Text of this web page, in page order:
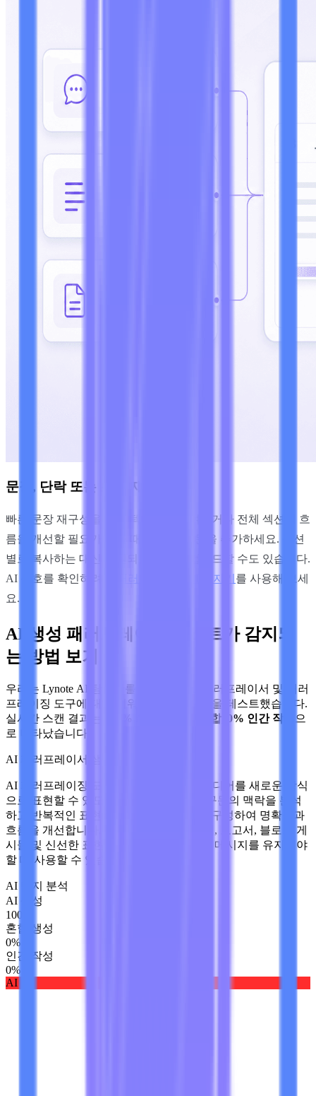
문장, 단락 또는 초안 재구성
빠른 문장 재구성을 위해 텍스트를 붙여넣거나 전체 섹션의 흐
름을 개선할 필요가 있을 때는 더 긴 구문을 추가하세요. 섹션
별로 복사하는 대신 지원되는 문서를 업로드할 수도 있습니다.
AI 신호를 확인하려면
패러프레이즈 AI 탐지기 를 사용해 보세
요.
AI 생성 패러프레이징 텍스트가 감지되
는 방법 보기
우리는 Lynote AI 탐지기를 사용하여 AI 패러프레이서 및 패러
프레이징 도구에 대한 키워드 중심의 구문을 테스트했습니다.
실시간 스캔 결과는
100% AI 생성, 0% 혼합, 0% 인간 작성
으
로 나타났습니다.
AI 패러프레이서 샘플 텍스트
AI 패러프레이징 도구는 작가가 기존 아이디어를 새로운 방식
으로 표현할 수 있도록 도와줍니다. 원본 구문의 맥락을 분석
하고 반복적인 표현을 대체하며 문장을 재구성하여 명확성과
흐름을 개선합니다. 작가는 에세이, 이메일, 보고서, 블로그 게
시물 및 신선한 표현이 필요하지만 동일한 메시지를 유지해야
할 때 사용할 수 있습니다.
AI 탐지 분석
AI 생성
100
혼합 생성
0%
인간 작성
0%
AI